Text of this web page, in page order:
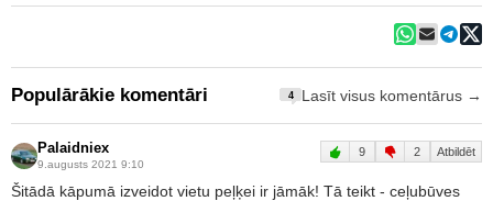
Populārākie komentāri 4 Lasīt visus komentārus →
Palaidniex
9.augusts 2021 9:10
9 2 Atbildēt
Šitādā kāpumā izveidot vietu peļķei ir jāmāk! Tā teikt - ceļubūves